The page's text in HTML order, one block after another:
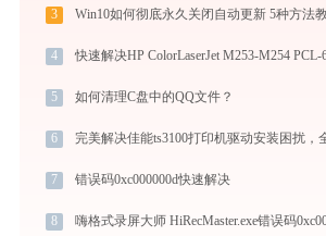
3
4
5 如何清理C盘中的QQ文件？
6
7 错误码0xc000000d快速解决
8